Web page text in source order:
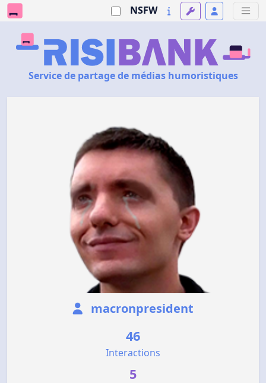
NSFW
Service de partage de médias humoristiques
macronpresident
46
Interactions
5